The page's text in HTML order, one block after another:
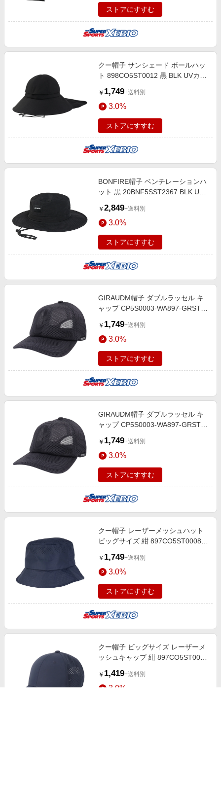
ストアにすすむ
クー帽子 サンシェード ボールハッ
ト 898CO5ST0012 黒 BLK UVカッ
中症対策 お出かけ
￥ 1,749+送料別
3.0%
ストアにすすむ
BONFIRE帽子 ベンチレーションハ
ット 黒 20BNF5SST2367 BLK UV
感 暑さ対策 熱中症対策 お出かけ
￥ 2,849+送料別
3.0%
ストアにすすむ
GIRAUDM帽子 ダブルラッセル キ
ャップ CP5S0003-WA897-GRST
冷感 シンプル カジュアル 通気性
￥ 1,749+送料別
3.0%
ストアにすすむ
GIRAUDM帽子 ダブルラッセル キ
ャップ CP5S0003-WA897-GRST
冷感 シンプル カジュアル 通気性
￥ 1,749+送料別
3.0%
ストアにすすむ
クー帽子 レーザーメッシュハット
ビッグサイズ 紺 897CO5ST0008
熱中症対策
￥ 1,749+送料別
3.0%
ストアにすすむ
クー帽子 ビッグサイズ レーザーメ
ッシュキャップ 紺 897CO5ST0007
感 通気性
￥ 1,419+送料別
3.0%